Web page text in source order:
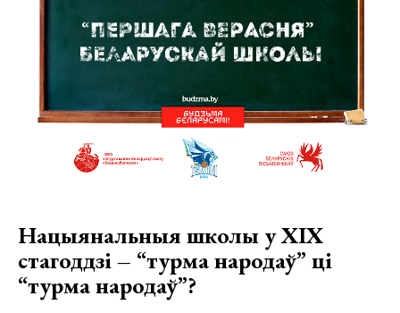
Нацыянальныя школы у ХІХ
стагоддзі – “турма народаў” ці
“турма народаў”?